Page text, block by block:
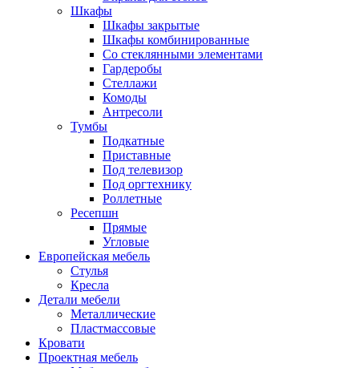
Шкафы
Шкафы закрытые
Шкафы комбинированные
Со стеклянными элементами
Гардеробы
Стеллажи
Комоды
Антресоли
Тумбы
Подкатные
Приставные
Под телевизор
Под оргтехнику
Роллетные
Ресепшн
Прямые
Угловые
Европейская мебель
Стулья
Кресла
Детали мебели
Металлические
Пластмассовые
Кровати
Проектная мебель